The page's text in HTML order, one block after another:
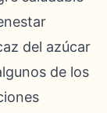
del azúcar
de los